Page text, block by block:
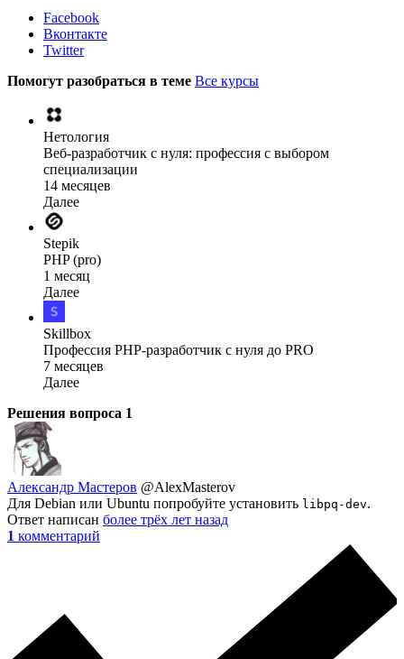
Facebook
Вконтакте
Twitter
Помогут разобраться в теме Все курсы
Нетология
Веб-разработчик с нуля: профессия с выбором
специализации
14 месяцев
Далее
Stepik
PHP (pro)
1 месяц
Далее
Skillbox
Профессия PHP-разработчик с нуля до PRO
7 месяцев
Далее
Решения вопроса 1
Александр Мастеров @AlexMasterov
Для Debian или Ubuntu попробуйте установить libpq-dev.
Ответ написан более трёх лет назад
1 комментарий